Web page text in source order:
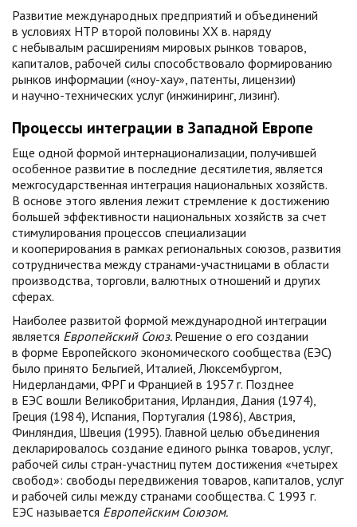
Развитие международных предприятий и объединений
в условиях НТР второй половины XX в. наряду
с небывалым расширениям мировых рынков товаров,
капиталов, рабочей силы способствовало формированию
рынков информации («ноу-хау», патенты, лицензии)
и научно-технических услуг (инжиниринг, лизинг).
Процессы интеграции в Западной Европе
Еще одной формой интернационализации, получившей
особенное развитие в последние десятилетия, является
межгосударственная интеграция национальных хозяйств.
В основе этого явления лежит стремление к достижению
большей эффективности национальных хозяйств за счет
стимулирования процессов специализации
и кооперирования в рамках региональных союзов, развития
сотрудничества между странами-участницами в области
производства, торговли, валютных отношений и других
сферах.
Наиболее развитой формой международной интеграции
является Европейский Союз. Решение о его создании
в форме Европейского экономического сообщества (ЕЭС)
было принято Бельгией, Италией, Люксембургом,
Нидерландами, ФРГ и Францией в 1957 г. Позднее
в ЕЭС вошли Великобритания, Ирландия, Дания (1974),
Греция (1984), Испания, Португалия (1986), Австрия,
Финляндия, Швеция (1995). Главной целью объединения
декларировалось создание единого рынка товаров, услуг,
рабочей силы стран-участниц путем достижения «четырех
свобод»: свободы передвижения товаров, капиталов, услуг
и рабочей силы между странами сообщества. С 1993 г.
ЕЭС называется Европейским Союзом.